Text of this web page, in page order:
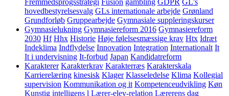
Fremmedsprogsstrategi Fusion gambling GDPR GL's
hovedbestyrelsesvalg GLs internationale arbejde Grønland
Grundforløb Gruppearbejde Gymnasiale suppleringskurser
Gymnasielukning Gymnasiereform 2016 Gymnasiereform
2030 Hf Hhx Historie Høje følelsesmæssige krav Htx Idræt
Indeklima Indflydelse Innovation Integration Internationalt It
It i undervisning It-forbud Japan Kandidatreform
Karakterer Karakterkrav Karakterræs Karakterskala
Karrierelæring kinesisk Klager Klasseledelse Klima Kollegial
supervision Kommunikation og it Kompetenceudvikling Køn
Kunstig intelligens l Lærer-elev-relation Lærerens dag